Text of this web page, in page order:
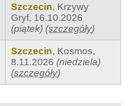
Szczecin, Krzywy
Gryf, 16.10.2026
(piątek) (szczegóły)
Szczecin, Kosmos,
8.11.2026 (niedziela)
(szczegóły)